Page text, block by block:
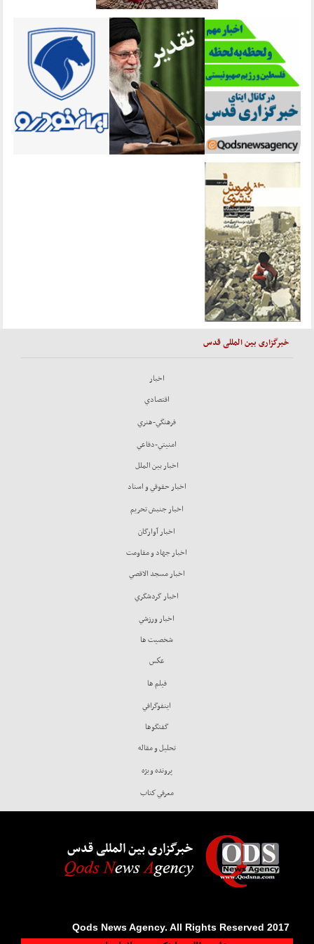
خبرگزاری بین المللی قدس
اخبار
اقتصادي
فرهنگي-هنري
امنيتي-دفاعي
اخبار بين الملل
اخبار حقوقي و اسناد
اخبار جنبش تحريم
اخبار آوارگان
اخبار جهاد و مقاومت
اخبار مسجد الاقصي
اخبار گردشگري
اخبار ورزشي
شخصيت ها
عكس
فيلم ها
اينفوگرافي
گفتگوها
تحليل و مقاله
پرونده ويژه
معرفي كتاب
خبرگزاری بین المللی قدس
2017 Qods News Agency. All Rights Reserved